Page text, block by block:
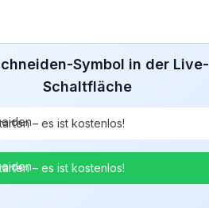
Symbol in der Live-
Schaltfläche
– es ist kostenlos!
– es ist kostenlos!